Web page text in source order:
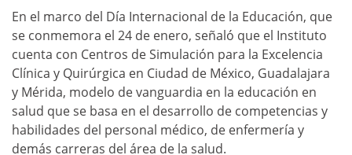
En el marco del Día Internacional de la Educación, que
se conmemora el 24 de enero, señaló que el Instituto
cuenta con Centros de Simulación para la Excelencia
Clínica y Quirúrgica en Ciudad de México, Guadalajara
y Mérida, modelo de vanguardia en la educación en
salud que se basa en el desarrollo de competencias y
habilidades del personal médico, de enfermería y
demás carreras del área de la salud.